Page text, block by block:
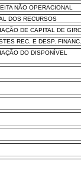
NÃO OPERACIONAL
DOS RECURSOS
DE CAPITAL DE
REC. E DESP. FINANC.
DO DISPONÍVEL